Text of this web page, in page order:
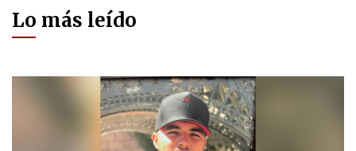
Lo más leído